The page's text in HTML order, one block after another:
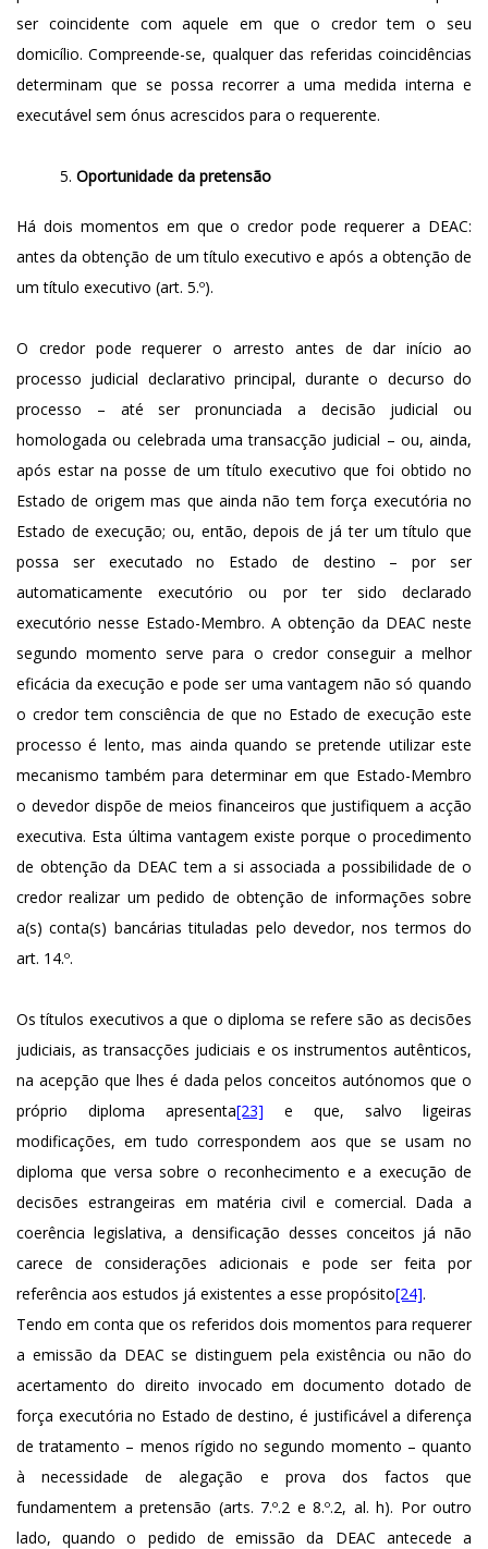
ser coincidente com aquele em que o credor tem o seu
domicílio. Compreende-se, qualquer das referidas coincidências
determinam que se possa recorrer a uma medida interna e
executável sem ónus acrescidos para o requerente.
Oportunidade da pretensão
Há dois momentos em que o credor pode requerer a DEAC:
antes da obtenção de um título executivo e após a obtenção de
um título executivo (art. 5.º).
O credor pode requerer o arresto antes de dar início ao
processo judicial declarativo principal, durante o decurso do
processo – até ser pronunciada a decisão judicial ou
homologada ou celebrada uma transacção judicial – ou, ainda,
após estar na posse de um título executivo que foi obtido no
Estado de origem mas que ainda não tem força executória no
Estado de execução; ou, então, depois de já ter um título que
possa ser executado no Estado de destino – por ser
automaticamente executório ou por ter sido declarado
executório nesse Estado-Membro. A obtenção da DEAC neste
segundo momento serve para o credor conseguir a melhor
eficácia da execução e pode ser uma vantagem não só quando
o credor tem consciência de que no Estado de execução este
processo é lento, mas ainda quando se pretende utilizar este
mecanismo também para determinar em que Estado-Membro
o devedor dispõe de meios financeiros que justifiquem a acção
executiva. Esta última vantagem existe porque o procedimento
de obtenção da DEAC tem a si associada a possibilidade de o
credor realizar um pedido de obtenção de informações sobre
a(s) conta(s) bancárias tituladas pelo devedor, nos termos do
art. 14.º.
Os títulos executivos a que o diploma se refere são as decisões
judiciais, as transacções judiciais e os instrumentos autênticos,
na acepção que lhes é dada pelos conceitos autónomos que o
próprio diploma apresenta[23] e que, salvo ligeiras
modificações, em tudo correspondem aos que se usam no
diploma que versa sobre o reconhecimento e a execução de
decisões estrangeiras em matéria civil e comercial. Dada a
coerência legislativa, a densificação desses conceitos já não
carece de considerações adicionais e pode ser feita por
referência aos estudos já existentes a esse propósito[24].
Tendo em conta que os referidos dois momentos para requerer
a emissão da DEAC se distinguem pela existência ou não do
acertamento do direito invocado em documento dotado de
força executória no Estado de destino, é justificável a diferença
de tratamento – menos rígido no segundo momento – quanto
à necessidade de alegação e prova dos factos que
fundamentem a pretensão (arts. 7.º.2 e 8.º.2, al. h). Por outro
lado, quando o pedido de emissão da DEAC antecede a